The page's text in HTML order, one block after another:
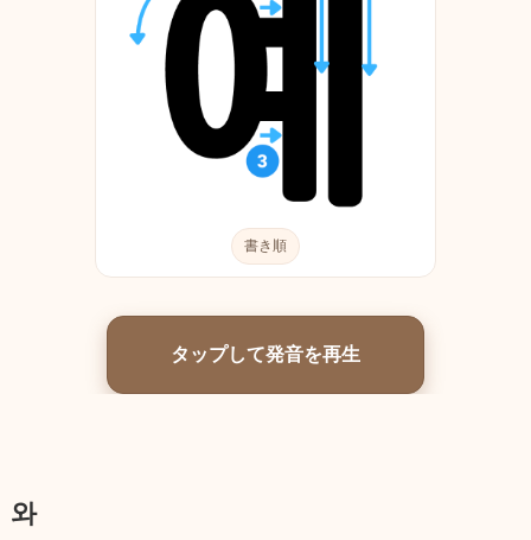
書き順
タップして発音を再生
와